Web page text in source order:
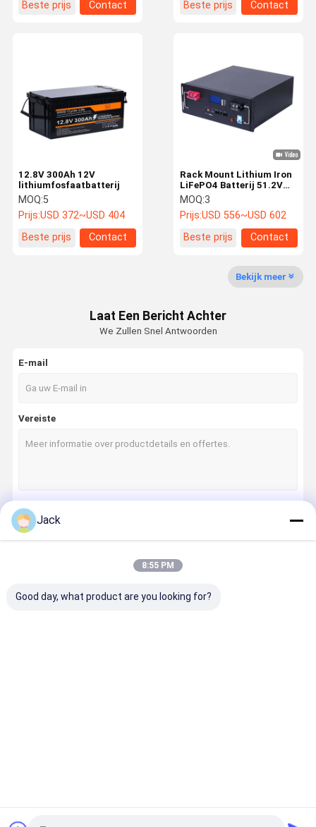
Fabriekstoch
Kwaliteitsco
Neem
Gevallen
Lifepo4-lithiumbatterij
Zonne-energiesysteem
Wandgemonteerde batterij
de Batterijpak van 48v Lifepo4
Vermogen lithium batterij
Beste prijs
Contact
Beste prijs
Contact
Rack Mount Lithium Iron
LiFePO4 Batterij 51.2V
100Ah Betrouwbaar
vermogen 6000
Cyclusduur
MOQ:3
Prijs:USD 556~USD 602
Beste prijs
Contact
12.8V 300Ah 12V
lithiumfosfaatbatterij
MOQ:5
Prijs:USD 372~USD 404
Beste prijs
Contact
Bekijk meer
Laat Een Bericht Achter
We Zullen Snel Antwoorden
E-mail
Vereiste
Jack
8:55 PM
Good day, what product are you looking for?